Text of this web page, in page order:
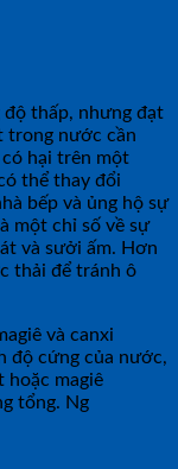
thấp, nhưng đạt
trong nước cần
hại trên một
thể thay đổi
bếp và ủng hộ sự
một chỉ số về sự
và sưởi ấm. Hơn
thải để tránh ô
và canxi
độ cứng của nước,
hoặc magiê
tổng. Ng